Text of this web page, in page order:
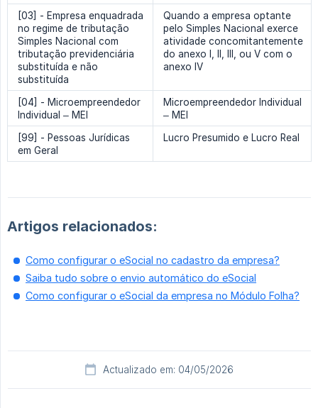
[03] - Empresa enquadrada
no regime de tributação
Simples Nacional com
tributação previdenciária
substituída e não
substituída
Quando a empresa optante
pelo Simples Nacional exerce
atividade concomitantemente
do anexo I, II, III, ou V com o
anexo IV
[04] - Microempreendedor
Individual – MEI
Microempreendedor Individual
– MEI
[99] - Pessoas Jurídicas
em Geral
Lucro Presumido e Lucro Real
Artigos relacionados:
Como configurar o eSocial no cadastro da empresa?
Saiba tudo sobre o envio automático do eSocial
Como configurar o eSocial da empresa no Módulo Folha?
Actualizado em: 04/05/2026